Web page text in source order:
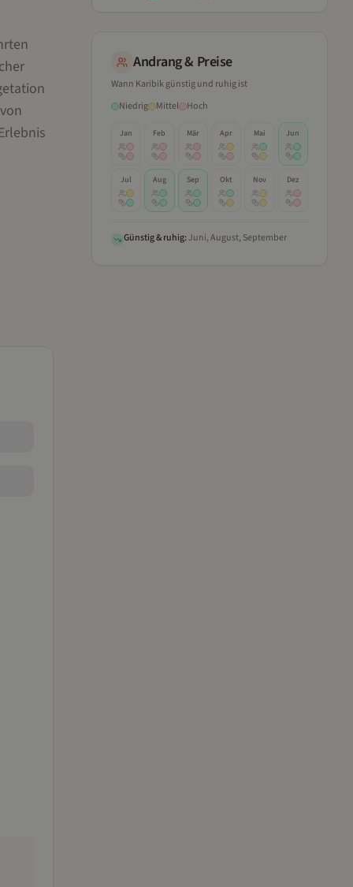
Andrang & Preise
Wann Karibikgünstig und ruhig ist
Niedrig
Mittel Hoch
Jan Feb Mär Apr Mai Jun
Jul Aug Sep Okt Nov Dez
Günstig & ruhig:Juni, August, September